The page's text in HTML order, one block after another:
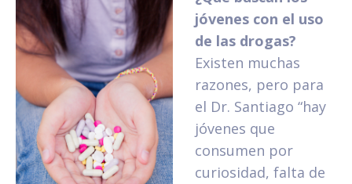
jóvenes con el uso
de las drogas?
Existen muchas
razones, pero para
el Dr. Santiago “hay
jóvenes que
consumen por
curiosidad, falta de